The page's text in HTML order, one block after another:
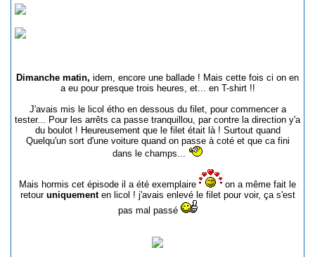
Dimanche matin, idem, encore une ballade ! Mais cette fois ci on en
a eu pour presque trois heures, et... en T-shirt !!
J'avais mis le licol étho en dessous du filet, pour commencer a
tester... Pour les arrêts ca passe tranquillou, par contre la direction y'a
du boulot ! Heureusement que le filet était là ! Surtout quand
Quelqu'un sort d'une voiture quand on passe à coté et que ca fini
dans le champs...
Mais hormis cet épisode il a été exemplaire
on a même fait le
retouruniquementen licol ! j'avais enlevé le filet pour voir, ça s'est
pas mal passé